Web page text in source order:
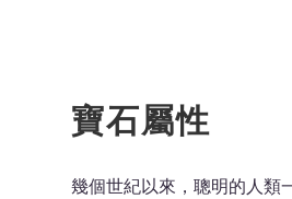
寶石屬性
幾個世紀以來，聰明的人類